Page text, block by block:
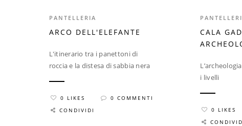
PANTELLERIA
ARCO DELL'ELEFANTE
L'itinerario tra i panettoni di
roccia e la distesa di sabbia nera
0 LIKES
0 COMMENTI
CONDIVIDI
CALA
i livelli
0 LIKES